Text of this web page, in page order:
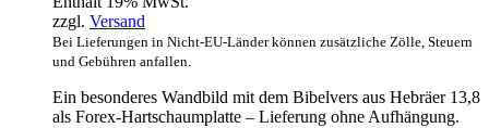
zzgl. Versand
Bei Lieferungen in Nicht-EU-Länder können zusätzliche Zölle, Steuern
und Gebühren anfallen.
Ein besonderes Wandbild mit dem Bibelvers aus Hebräer 13,8
als Forex-Hartschaumplatte – Lieferung ohne Aufhängung.